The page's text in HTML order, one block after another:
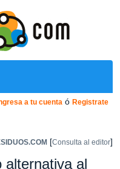
a tu cuenta ó Registrate
[Consulta al editor]
alternativa al